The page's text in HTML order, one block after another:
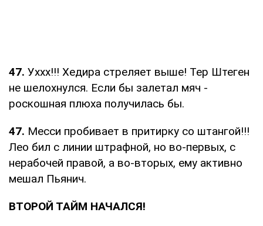
47. Уххх!!! Хедира стреляет выше! Тер Штеген
не шелохнулся. Если бы залетал мяч -
роскошная плюха получилась бы.
47. Месси пробивает в притирку со штангой!!!
Лео бил с линии штрафной, но во-первых, с
нерабочей правой, а во-вторых, ему активно
мешал Пьянич.
ВТОРОЙ ТАЙМ НАЧАЛСЯ!